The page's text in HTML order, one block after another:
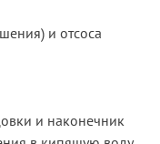
и отсоса
и наконечник